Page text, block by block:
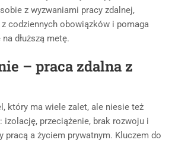
z wyzwaniami pracy zdalnej,
codziennych obowiązków i pomaga
dłuższą metę.
– praca zdalna z
który ma wiele zalet, ale niesie też
izolację, przeciążenie, brak rozwoju i
pracą a życiem prywatnym. Kluczem do